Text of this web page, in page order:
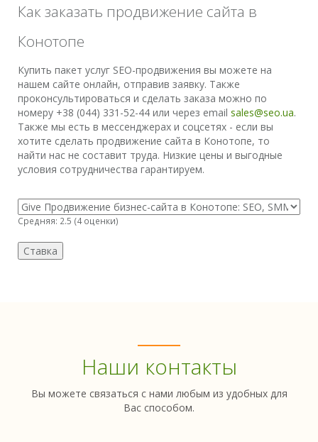
Как заказать продвижение сайта в
Конотопе
Купить пакет услуг SEO-продвижения вы можете на
нашем сайте онлайн, отправив заявку. Также
проконсультироваться и сделать заказа можно по
номеру +38 (044) 331-52-44 или через email sales@seo.ua.
Также мы есть в мессенджерах и соцсетях - если вы
хотите сделать продвижение сайта в Конотопе, то
найти нас не составит труда. Низкие цены и выгодные
условия сотрудничества гарантируем.
Средняя: 2.5 (4оценки)
Наши контакты
Вы можете связаться с нами любым из удобных для
Вас способом.